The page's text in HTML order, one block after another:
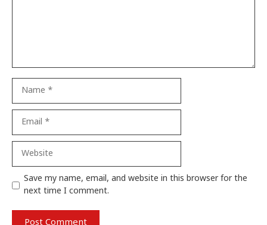
Website
Save my name, email, and website in this browser for the
next time I comment.